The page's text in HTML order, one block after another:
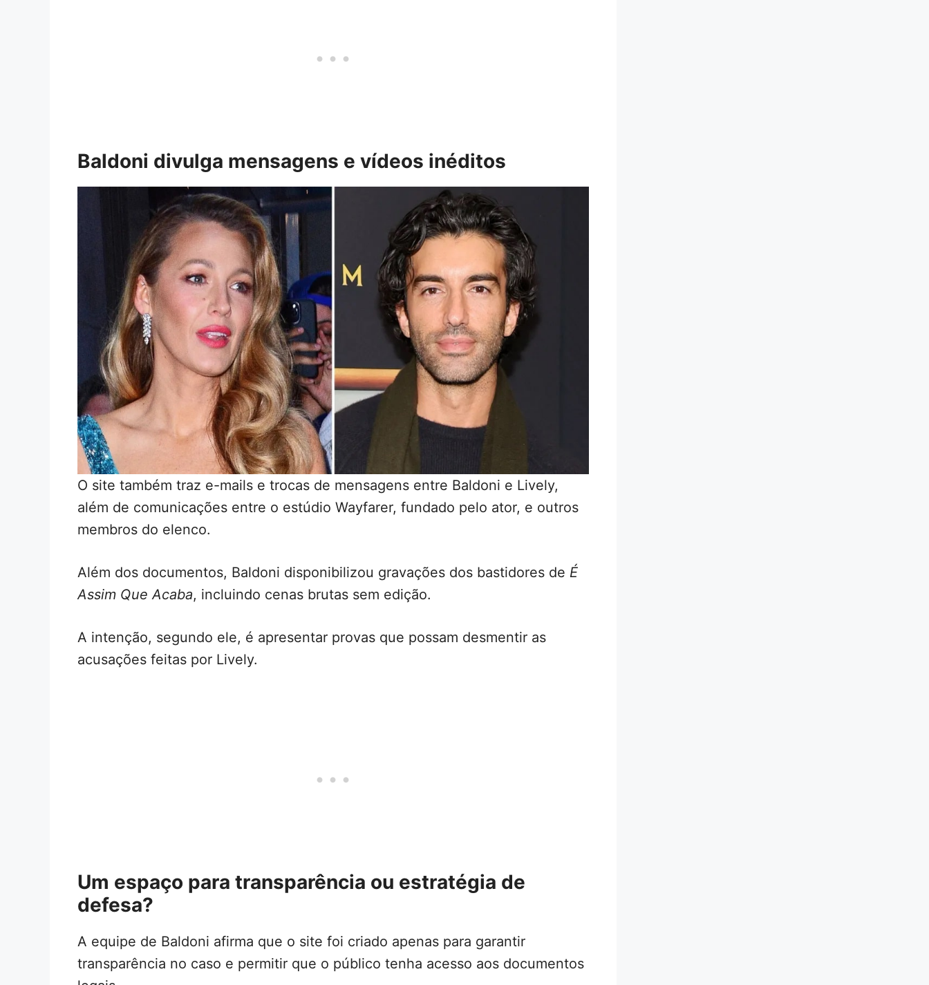
Baldoni divulga mensagens e vídeos inéditos
O site também traz e-mails e trocas de mensagens entre Baldoni e Lively,
além de comunicações entre o estúdio Wayfarer, fundado pelo ator, e outros
membros do elenco.
Além dos documentos, Baldoni disponibilizou gravações dos bastidores de É
Assim Que Acaba, incluindo cenas brutas sem edição.
A intenção, segundo ele, é apresentar provas que possam desmentir as
acusações feitas por Lively.
Um espaço para transparência ou estratégia de
defesa?
A equipe de Baldoni afirma que o site foi criado apenas para garantir
transparência no caso e permitir que o público tenha acesso aos documentos